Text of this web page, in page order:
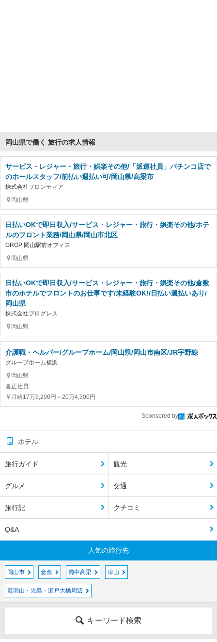
岡山県で働く 旅行の求人情報
サービス・レジャー・旅行・娯楽その他/「派遣社員」パチンコ店で
のホールスタッフ/前払い週払い可/岡山県/高梁市
株式会社フロンティア
岡山県
日払いOKで即日収入/サービス・レジャー・旅行・娯楽その他/ホテ
ルのフロント業務/岡山県/岡山市北区
GROP 岡山駅前オフィス
岡山県
日払いOKで即日収入/サービス・レジャー・旅行・娯楽その他/倉敷
市のホテルでフロントのお仕事です/未経験OK!/日払い週払いあり/
岡山県
株式会社プログレス
岡山県
介護職・ヘルパー/グループホーム/岡山県/岡山市南区/JR宇野線
グループホーム福浜
岡山県
正社員
月給17万9,200円～20万4,300円
Sponsored by
ホテル
旅行ガイド 観光
グルメ 交通
旅行記 クチコミ
Q&A
人気の旅行先
岡山市 倉敷 備中高梁 津山
鷲羽山・児島・瀬戸大橋周辺
キーワード検索